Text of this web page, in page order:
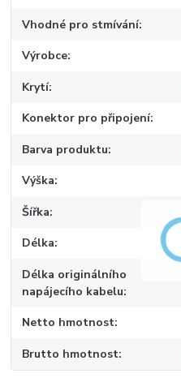
Vhodné pro stmívání
Výrobce
Krytí
Konektor pro připojení
Barva produktu
Výška
Šířka
Délka
Délka originálního
napájecího kabelu
Netto hmotnost
Brutto hmotnost